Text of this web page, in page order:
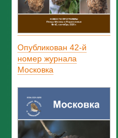
Опубликован 42-й
номер журнала
Московка